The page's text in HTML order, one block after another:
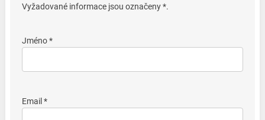
Vyžadované informace jsou označeny *.
Jméno *
Email *